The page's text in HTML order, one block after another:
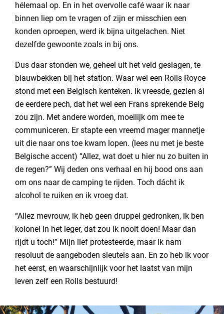
hélemaal op. En in het overvolle café waar ik naar
binnen liep om te vragen of zijn er misschien een
konden oproepen, werd ik bijna uitgelachen. Niet
dezelfde gewoonte zoals in bij ons.
Dus daar stonden we, geheel uit het veld geslagen, te
blauwbekken bij het station. Waar wel een Rolls Royce
stond met een Belgisch kenteken. Ik vreesde, gezien ál
de eerdere pech, dat het wel een Frans sprekende Belg
zou zijn. Met andere worden, moeilijk om mee te
communiceren. Er stapte een vreemd mager mannetje
uit die naar ons toe kwam lopen. (lees nu met je beste
Belgische accent) “Allez, wat doet u hier nu zo buiten in
de regen?” Wij deden ons verhaal en hij bood ons aan
om ons naar de camping te rijden. Toch dácht ik
alcohol te ruiken en ik vroeg dat.
“Allez mevrouw, ik heb geen druppel gedronken, ik ben
kolonel in het leger, dat zou ik nooit doen! Maar dan
rijdt u toch!” Mijn lief protesteerde, maar ik nam
resoluut de aangeboden sleutels aan. En zo heb ik voor
het eerst, en waarschijnlijk voor het laatst van mijn
leven zelf een Rolls bestuurd!